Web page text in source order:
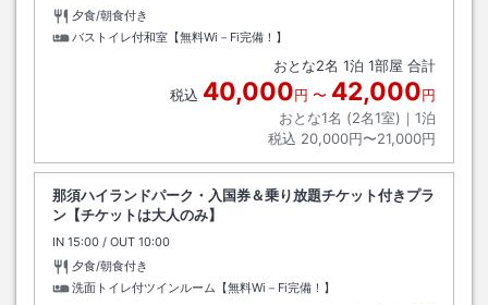
夕食/朝食付き
バストイレ付和室【無料Wi－Fi完備！】
おとな2名 1泊 1部屋 合計
税込 40,000円 〜 42,000円
おとな1名 (2名1室)｜ 1泊
税込 20,000円〜21,000円
那須ハイランドパーク・入国券＆乗り放題チケット付きプラ
ン【チケットは大人のみ】
IN チェックイン
15:00 / OUT チェックアウト
10:00
夕食/朝食付き
洗面トイレ付ツインルーム【無料Wi－Fi完備！】